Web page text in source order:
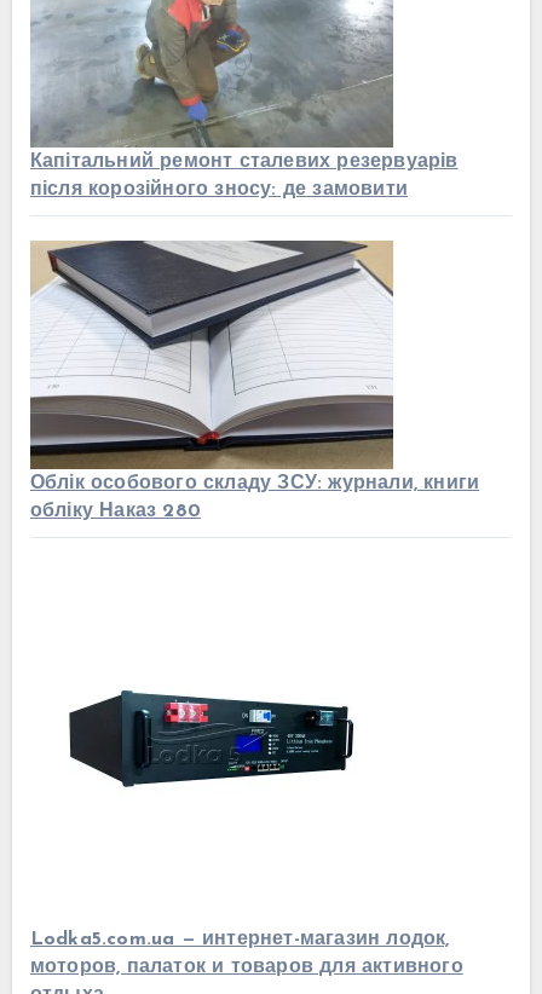
Капітальний ремонт сталевих резервуарів
після корозійного зносу: де замовити
Облік особового складу ЗСУ: журнали, книги
обліку Наказ 280
Lodka5.com.ua — интернет-магазин лодок,
моторов, палаток и товаров для активного